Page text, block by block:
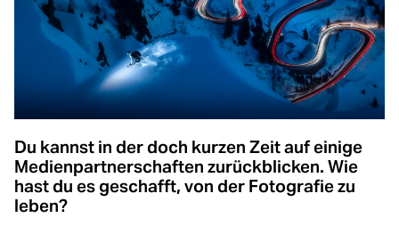
Du kannst in der doch kurzen Zeit auf einige
Medienpartnerschaften zurückblicken. Wie
hast du es geschafft, von der Fotografie zu
leben?